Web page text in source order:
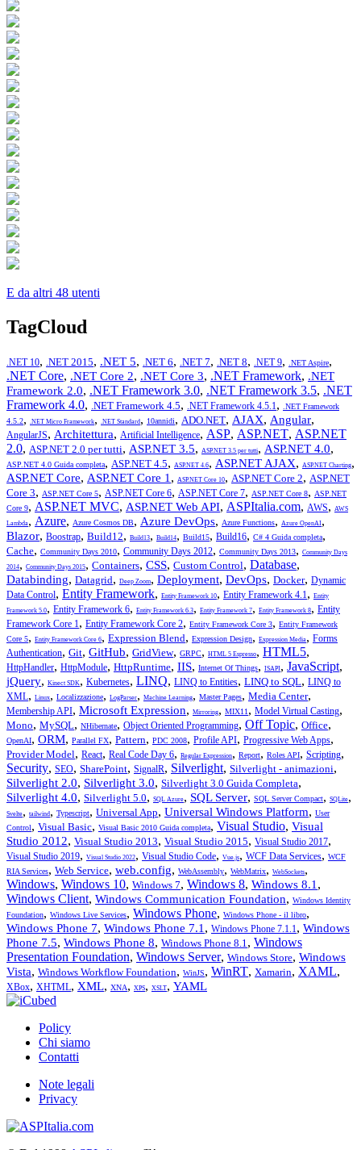
E da altri 48 utenti
TagCloud
.NET 10, .NET 2015, .NET 5, .NET 6, .NET 7, .NET 8, .NET 9, .NET Aspire,
.NET Core, .NET Core 2, .NET Core 3, .NET Framework, .NET
Framework 2.0, .NET Framework 3.0, .NET Framework 3.5, .NET
Framework 4.0, .NET Framework 4.5, .NET Framework 4.5.1 ,
.NET Framework
4.5.2, .NET Micro Framework, .NET Standard , 10annidi, ADO.NET, AJAX, Angular,
AngularJS, Architettura, Artificial Intelligence, ASP, ASP.NET, ASP.NET
2.0, ASP.NET 2.0 per tutti, ASP.NET 3.5, ASP.NET 3.5 per tutti, ASP.NET 4.0,
ASP.NET 4.0 Guida completa, ASP.NET 4.5, ASP.NET 4.6, ASP.NET AJAX, ASP.NET Charting,
ASP.NET Core, ASP.NET Core 1 , ASP.NET Core 10, ASP.NET Core 2, ASP.NET
Core 3, ASP.NET Core 5, ASP.NET Core 6, ASP.NET Core 7, ASP.NET Core 8, ASP.NET
Core 9, ASP.NET MVC, ASP.NET Web API, ASPItalia.com, AWS,
AWS
Lambda , Azure, Azure Cosmos DB, Azure DevOps, Azure Functions, Azure OpenAI,
Blazor, Boostrap, Build12, Build13, Build14, Build15, Build16, C# 4 Guida completa,
Cache, Community Days 2010, Community Days 2012, Community Days 2013, Community Days
2014, Community Days 2015, Containers, CSS, Custom Control, Database,
Databinding, Datagrid, Deep Zoom, Deployment, DevOps, Docker, Dynamic
Data Control, Entity Framework, Entity Framework 10, Entity Framework 4.1 , Entity
Framework 5.0, Entity Framework 6, Entity Framework 6.3, Entity Framework 7, Entity Framework 8, Entity
Framework Core 1 , Entity Framework Core 2, Entity Framework Core 3, Entity Framework
Core 5, Entity Framework Core 6, Expression Blend, Expression Design, Expression Media , Forms
Authentication, Git, GitHub, GridView, GRPC, HTML 5 Espresso, HTML5,
HttpHandler, HttpModule, HttpRuntime, IIS, Internet Of Things, ISAPI, JavaScript,
jQuery, Kinect SDK, Kubernetes, LINQ, LINQ to Entities, LINQ to SQL, LINQ to
XML, Linux, Localizzazione, LogParser, Machine Learning, Master Pages, Media Center,
Membership API, Microsoft Expression, Mirroring, MIX11 , Model Virtual Casting,
Mono, MySQL, NHibernate, Object Oriented Programming, Off Topic, Office,
OpenAI, ORM, Parallel FX, Pattern, PDC 2008, Profile API, Progressive Web Apps,
Provider Model, React, Real Code Day 6, Regular Expression, Report, Roles API, Scripting,
Security, SEO, SharePoint, SignalR, Silverlight, Silverlight - animazioni,
Silverlight 2.0, Silverlight 3.0, Silverlight 3.0 Guida Completa,
Silverlight 4.0, Silverlight 5.0, SQL Azure, SQL Server, SQL Server Compact, SQLite,
Svelte, tailwind , Typescript, Universal App, Universal Windows Platform, User
Control, Visual Basic, Visual Basic 2010 Guida completa, Visual Studio, Visual
Studio 2012, Visual Studio 2013, Visual Studio 2015, Visual Studio 2017,
Visual Studio 2019, Visual Studio 2022, Visual Studio Code, Vue.js, WCF Data Services, WCF
RIA Services, Web Service, web.config, WebAssembly, WebMatrix, WebSockets,
Windows, Windows 10, Windows 7, Windows 8, Windows 8.1 ,
Windows Client, Windows Communication Foundation, Windows Identity
Foundation, Windows Live Services, Windows Phone, Windows Phone - il libro,
Windows Phone 7, Windows Phone 7.1 , Windows Phone 7.1.1 , Windows
Phone 7.5, Windows Phone 8, Windows Phone 8.1 , Windows
Presentation Foundation, Windows Server, Windows Store, Windows
Vista, Windows Workflow Foundation, WinJS, WinRT, Xamarin, XAML,
XBox, XHTML, XML, XNA, XPS, XSLT, YAML
Policy
Chi siamo
Contatti
Note legali
Privacy